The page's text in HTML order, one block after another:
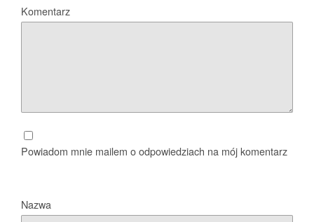
Komentarz
Powiadom mnie mailem o odpowiedziach na mój komentarz
Nazwa